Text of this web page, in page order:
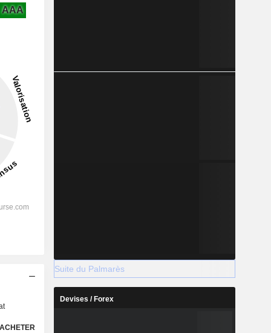
AAA
ACHETER
Suite du Palmarès
Devises / Forex